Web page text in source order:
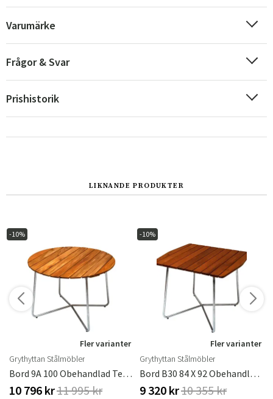
Norge
Suomi
Varumärke
Frågor & Svar
Prishistorik
LIKNANDE PRODUKTER
-10%
Fler varianter
Grythyttan Stålmöbler
Bord 9A 100 Obehandlad Teak / Varmförzinkat Stativ
10 796 kr11 995 kr
-10%
Fler varianter
Grythyttan Stålmöbler
Bord B30 84 X 92 Obehandlad Teak / Varmförzinkat Stativ Stå
9 320 kr10 355 kr